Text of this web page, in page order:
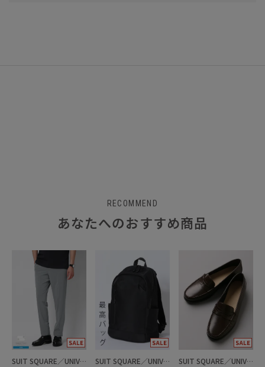
RECOMMEND
あなたへのおすすめ商品
SUIT SQUARE／UNIVERSAL LANGUAGE
SUIT SQUARE／UNIVERSAL LANGUAGE
SUIT SQUARE／UNIVERSAL LANGUAGE